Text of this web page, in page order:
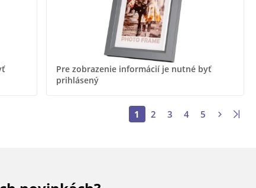
Pre zobrazenie informácií je nutné byť
prihlásený
1 2 3 4 5